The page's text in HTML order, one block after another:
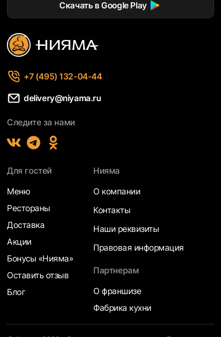
Скачать в Google Play
+7 (495) 132-04-44
delivery@niyama.ru
Следите за нами
Для гостей
Меню
Рестораны
Доставка
Акции
Бонусы «Нияма»
Оставить отзыв
Блог
Нияма
О компании
Контакты
Наши реквизиты
Правовая информация
Партнерам
О франшизе
Фабрика кухни